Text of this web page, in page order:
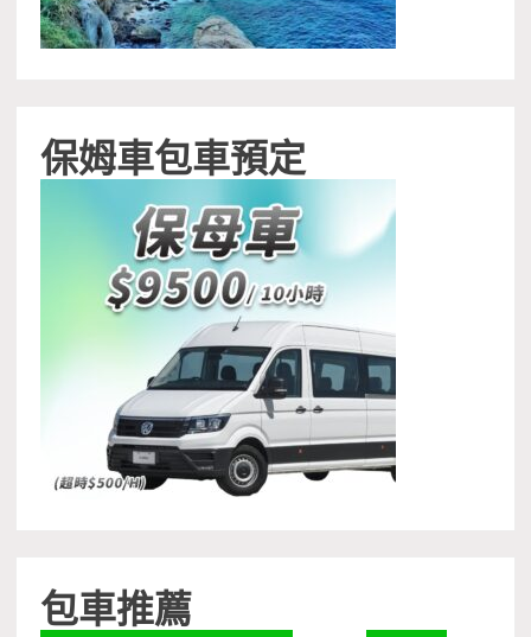
保姆車包車預定
包車推薦